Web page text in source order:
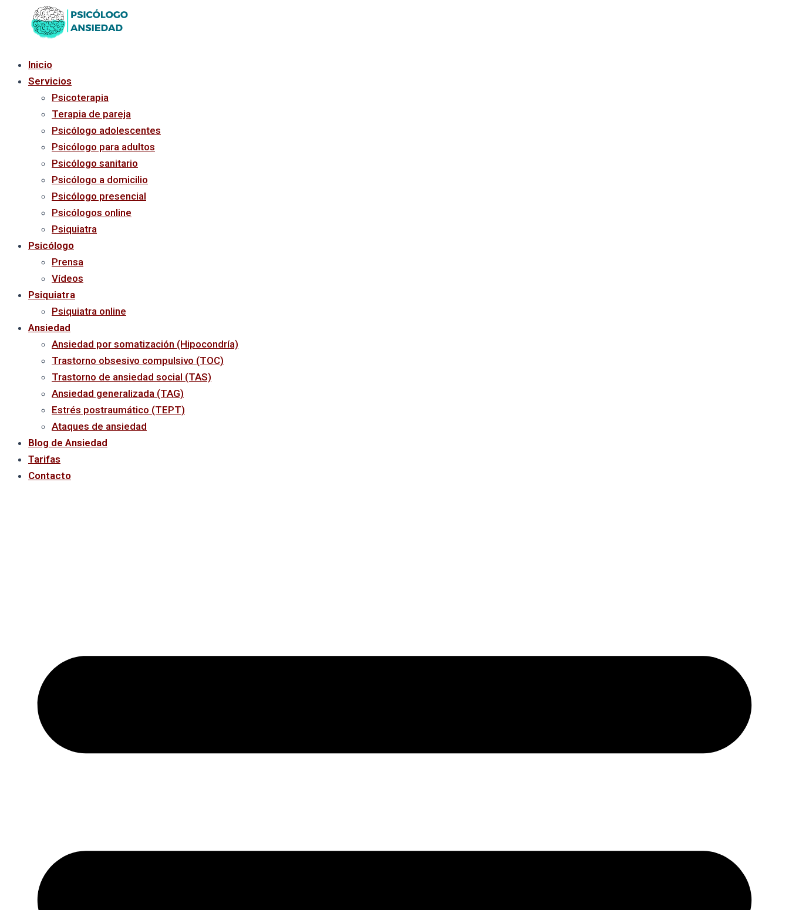
contenido
Inicio
Servicios
Psicoterapia
Terapia de pareja
Psicólogo adolescentes
Psicólogo para adultos
Psicólogo sanitario
Psicólogo a domicilio
Psicólogo presencial
Psicólogos online
Psiquiatra
Psicólogo
Prensa
Vídeos
Psiquiatra
Psiquiatra online
Ansiedad
Ansiedad por somatización (Hipocondría)
Trastorno obsesivo compulsivo (TOC)
Trastorno de ansiedad social (TAS)
Ansiedad generalizada (TAG)
Estrés postraumático (TEPT)
Ataques de ansiedad
Blog de Ansiedad
Tarifas
Contacto